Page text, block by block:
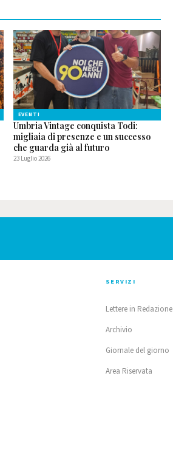
EVENTI
Umbria Vintage conquista Todi:
migliaia di presenze e un successo
che guarda già al futuro
23 Luglio 2026
SERVIZI
Lettere in Redazione
Archivio
Giornale del giorno
Area Riservata